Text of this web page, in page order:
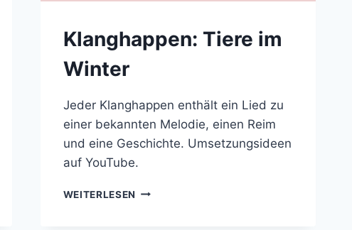
Klanghappen: Tiere im
Winter
Jeder Klanghappen enthält ein Lied zu
einer bekannten Melodie, einen Reim
und eine Geschichte. Umsetzungsideen
auf YouTube.
WEITERLESEN KLANGHAPPEN: